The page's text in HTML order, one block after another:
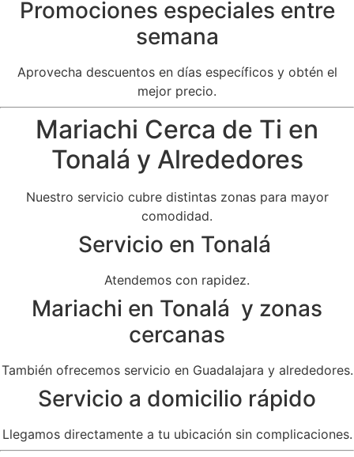
Promociones especiales entre
semana
Aprovecha descuentos en días específicos y obtén el
mejor precio.
Mariachi Cerca de Ti en
Tonalá y Alrededores
Nuestro servicio cubre distintas zonas para mayor
comodidad.
Servicio en Tonalá
Atendemos con rapidez.
Mariachi en Tonalá y zonas
cercanas
También ofrecemos servicio en Guadalajara y alrededores.
Servicio a domicilio rápido
Llegamos directamente a tu ubicación sin complicaciones.